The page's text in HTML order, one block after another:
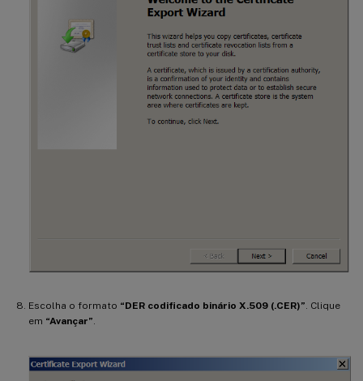
Escolha o formato “DER codificado binário X.509 (.CER)”. Clique
em “Avançar”.